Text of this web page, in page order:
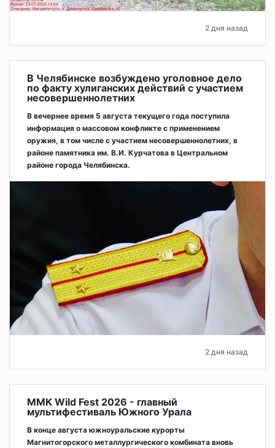
2 дня назад
В Челябинске возбуждено уголовное дело
по факту хулиганских действий с участием
несовершеннолетних
В вечернее время 5 августа текущего года поступила
информация о массовом конфликте с применением
оружия, в том числе с участием несовершеннолетних, в
районе памятника им. В.И. Курчатова в Центральном
районе города Челябинска.
2 дня назад
ММК Wild Fest 2026 - главный
мультифестиваль Южного Урала
В конце августа южноуральские курорты
Магнитогорского металлургического комбината вновь